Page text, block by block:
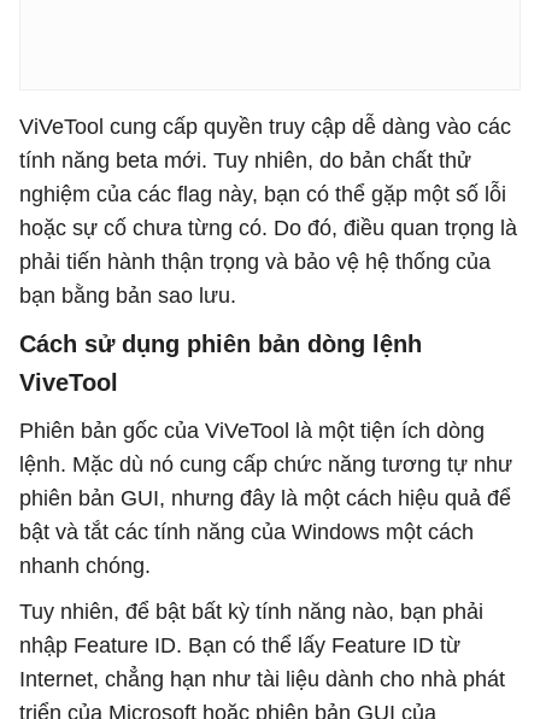
ViVeTool cung cấp quyền truy cập dễ dàng vào các
tính năng beta mới. Tuy nhiên, do bản chất thử
nghiệm của các flag này, bạn có thể gặp một số lỗi
hoặc sự cố chưa từng có. Do đó, điều quan trọng là
phải tiến hành thận trọng và bảo vệ hệ thống của
bạn bằng bản sao lưu.
Cách sử dụng phiên bản dòng lệnh
ViveTool
Phiên bản gốc của ViVeTool là một tiện ích dòng
lệnh. Mặc dù nó cung cấp chức năng tương tự như
phiên bản GUI, nhưng đây là một cách hiệu quả để
bật và tắt các tính năng của Windows một cách
nhanh chóng.
Tuy nhiên, để bật bất kỳ tính năng nào, bạn phải
nhập Feature ID. Bạn có thể lấy Feature ID từ
Internet, chẳng hạn như tài liệu dành cho nhà phát
triển của Microsoft hoặc phiên bản GUI của